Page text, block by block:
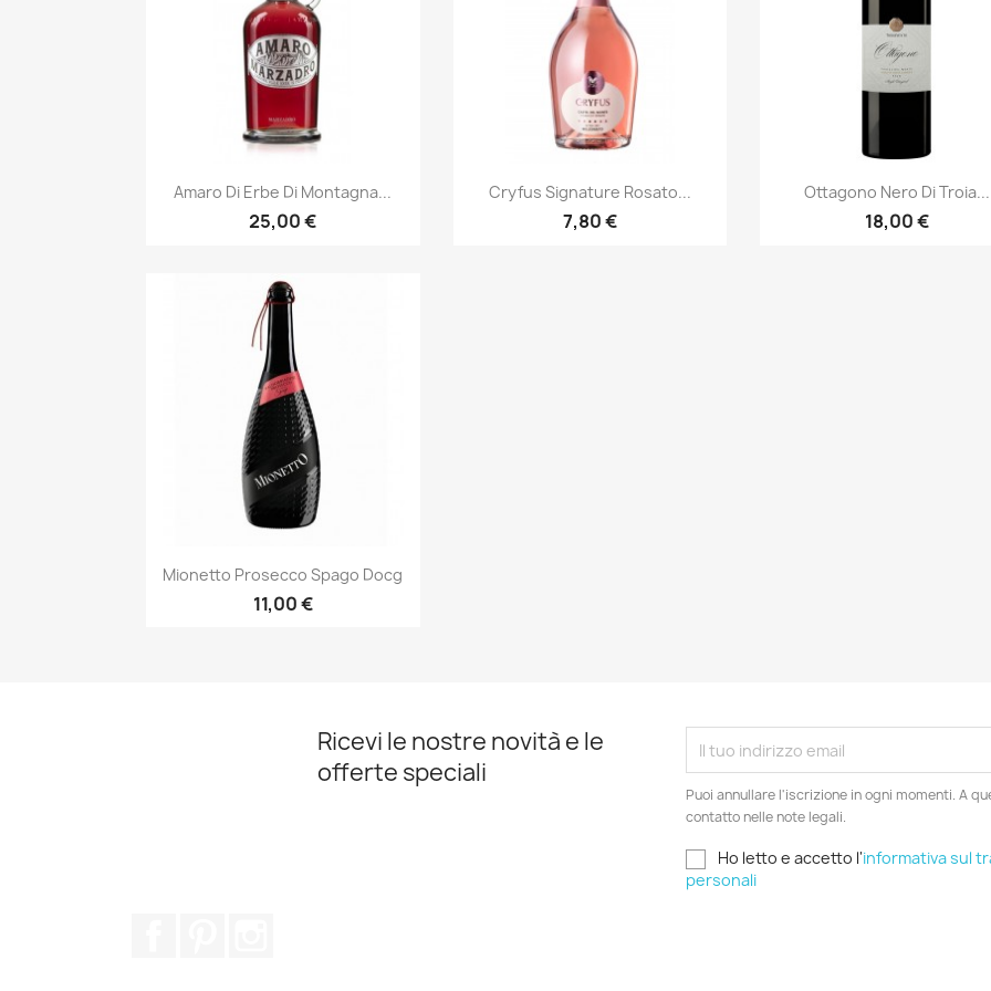
Anteprima
Amaro Di Erbe Di Montagna...
25,00 €
Anteprima
Cryfus Signature Rosato...
7,80 €
Anteprima
Ottagono Nero Di Troia...
18,00 €
Anteprima
Mionetto Prosecco Spago Docg
11,00 €
Ricevi le nostre novità e le
offerte speciali
Puoi annullare l'iscrizione in ogni momenti. A
contatto nelle note legali.
Ho letto e accetto l'informativa sul
personali